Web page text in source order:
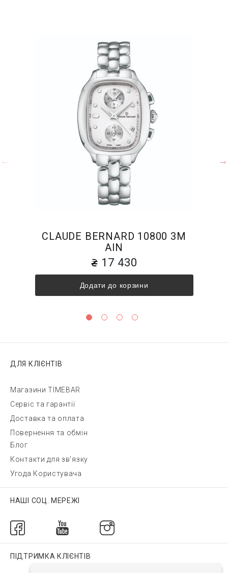
CLAUDE BERNARD 10800 3M
AIN
17 430
Додати до корзини
ДЛЯ КЛІЄНТІВ
Магазини TIMEBAR
Сервіс та гарантії
Доставка та оплата
Повернення та обмін
Блог
Контакти для зв'язку
Угода Користувача
НАШІ СОЦ. МЕРЕЖІ
ПІДТРИМКА КЛІЄНТІВ